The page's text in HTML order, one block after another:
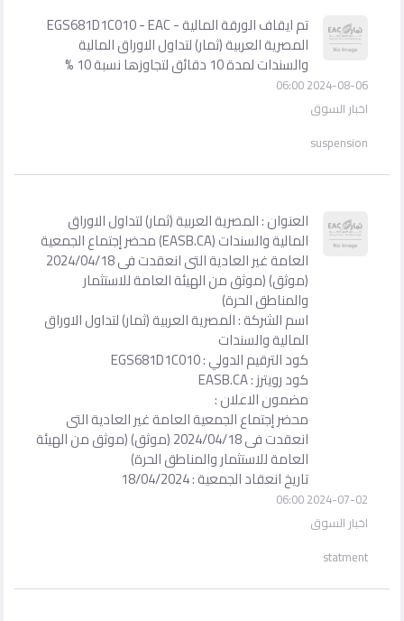
تم ايقاف الورقة المالية - EGS681D1C010 - EAC
المصرية العربية (ثمار) لتداول الاوراق المالية
والسندات لمدة 10 دقائق لتجاوزها نسبة 10 %
2024-08-06 06:00
اخبار السوق
suspension
العنوان : المصرية العربية (ثمار) لتداول الاوراق
المالية والسندات (EASB.CA) محضر إجتماع الجمعية
العامة غير العادية التى انعقدت فى 2024/04/18
(موثق) (موثق من الهيئة العامة للاستثمار
والمناطق الحرة)
اسم الشركة : المصرية العربية (ثمار) لتداول الاوراق
المالية والسندات
كود الترقيم الدولي : EGS681D1C010
كود رويترز : EASB.CA
مضمون الاعلان :
محضر إجتماع الجمعية العامة غير العادية التى
انعقدت فى 2024/04/18 (موثق) (موثق من الهيئة
العامة للاستثمار والمناطق الحرة)
تاريخ انعقاد الجمعية : 18/04/2024
2024-07-02 06:00
اخبار السوق
statment